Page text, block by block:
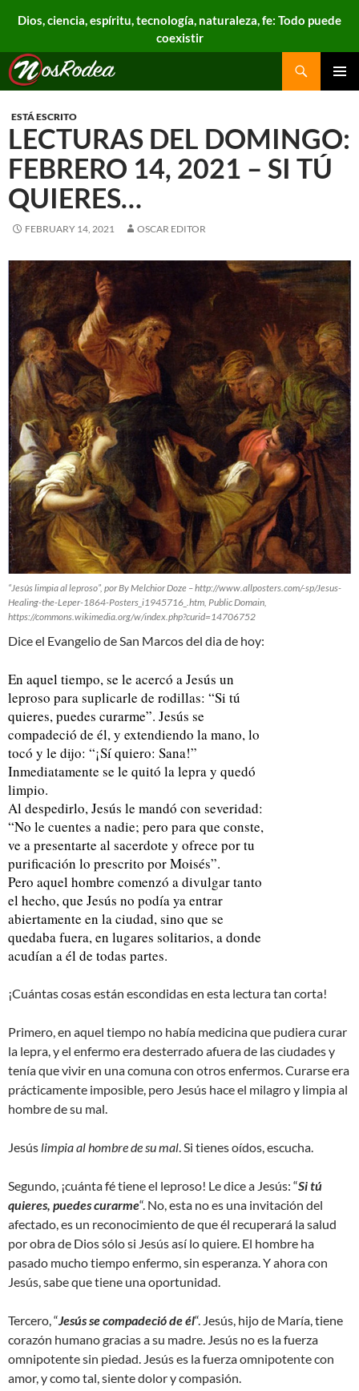
Dios, ciencia, espíritu, tecnología, naturaleza, fe: Todo puede
coexistir
Nos Rodea
Search
ESTÁ ESCRITO
LECTURAS DEL DOMINGO:
FEBRERO 14, 2021 – SI TÚ
QUIERES…
FEBRUARY 14, 2021 OSCAR EDITOR
“Jesús limpia al leproso”, por By Melchior Doze – http://www.allposters.com/-sp/Jesus-
Healing-the-Leper-1864-Posters_i1945716_.htm, Public Domain,
https://commons.wikimedia.org/w/index.php?curid=14706752
Dice el Evangelio de San Marcos del dia de hoy:
En aquel tiempo, se le acercó a Jesús un
leproso para suplicarle de rodillas: “Si tú
quieres, puedes curarme”. Jesús se
compadeció de él, y extendiendo la mano, lo
tocó y le dijo: “¡Sí quiero: Sana!”
Inmediatamente se le quitó la lepra y quedó
limpio.
Al despedirlo, Jesús le mandó con severidad:
“No le cuentes a nadie; pero para que conste,
ve a presentarte al sacerdote y ofrece por tu
purificación lo prescrito por Moisés”.
Pero aquel hombre comenzó a divulgar tanto
el hecho, que Jesús no podía ya entrar
abiertamente en la ciudad, sino que se
quedaba fuera, en lugares solitarios, a donde
acudían a él de todas partes.
¡Cuántas cosas están escondidas en esta lectura tan corta!
Primero, en aquel tiempo no había medicina que pudiera curar
la lepra, y el enfermo era desterrado afuera de las ciudades y
tenía que vivir en una comuna con otros enfermos. Curarse era
prácticamente imposible, pero Jesús hace el milagro y limpia al
hombre de su mal.
Jesús limpia al hombre de su mal. Si tienes oídos, escucha.
Segundo, ¡cuánta fé tiene el leproso! Le dice a Jesús: “Si tú
quieres, puedes curarme“. No, esta no es una invitación del
afectado, es un reconocimiento de que él recuperará la salud
por obra de Dios sólo si Jesús así lo quiere. El hombre ha
pasado mucho tiempo enfermo, sin esperanza. Y ahora con
Jesús, sabe que tiene una oportunidad.
Tercero, “Jesús se compadeció de él“. Jesús, hijo de María, tiene
corazón humano gracias a su madre. Jesús no es la fuerza
omnipotente sin piedad. Jesús es la fuerza omnipotente con
amor, y como tal, siente dolor y compasión.